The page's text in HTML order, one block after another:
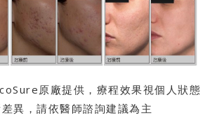
原廠提供，療程效果視個人狀態
異，請依醫師諮詢建議為主